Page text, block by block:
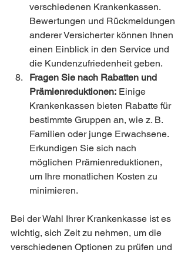
verschiedenen Krankenkassen.
Bewertungen und Rückmeldungen
anderer Versicherter können Ihnen
einen Einblick in den Service und
die Kundenzufriedenheit geben.
Fragen Sie nach Rabatten und
Prämienreduktionen: Einige
Krankenkassen bieten Rabatte für
bestimmte Gruppen an, wie z. B.
Familien oder junge Erwachsene.
Erkundigen Sie sich nach
möglichen Prämienreduktionen,
um Ihre monatlichen Kosten zu
minimieren.
Bei der Wahl Ihrer Krankenkasse ist es
wichtig, sich Zeit zu nehmen, um die
verschiedenen Optionen zu prüfen und